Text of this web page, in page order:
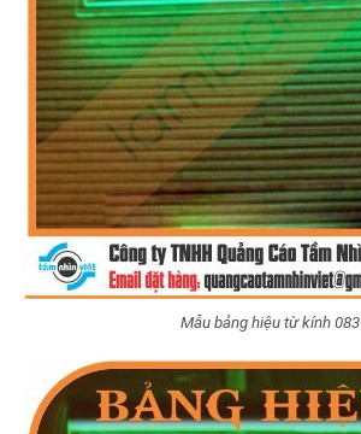
Mẫu bảng hiệu từ kính 083